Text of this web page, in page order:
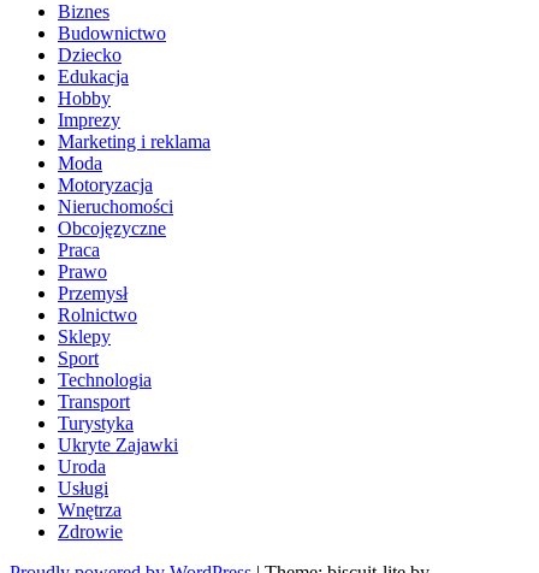
Biznes
Budownictwo
Dziecko
Edukacja
Hobby
Imprezy
Marketing i reklama
Moda
Motoryzacja
Nieruchomości
Obcojęzyczne
Praca
Prawo
Przemysł
Rolnictwo
Sklepy
Sport
Technologia
Transport
Turystyka
Ukryte Zajawki
Uroda
Usługi
Wnętrza
Zdrowie